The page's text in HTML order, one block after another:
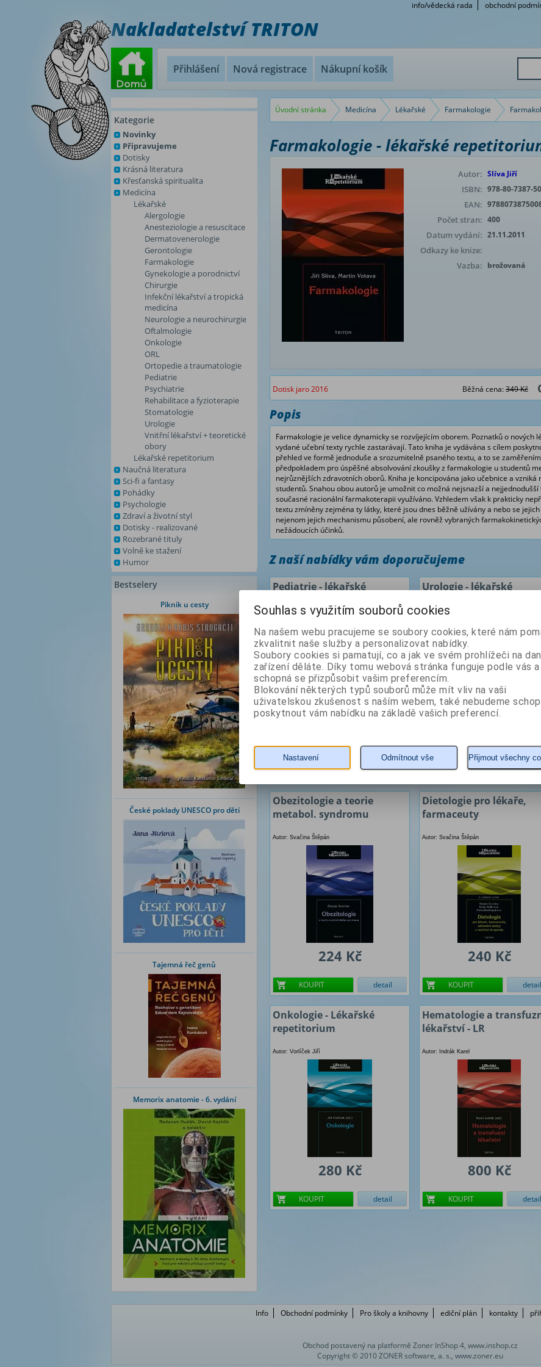
info/vědecká rada obchodní
Nakladatelství TRITON
Přihlášení Nová registrace Nákupní košík
Kategorie
Novinky
Připravujeme
Dotisky
Krásná literatura
Křesťanská spiritualita
Medicína
Lékařské
Alergologie
Anesteziologie a resuscitace
Dermatovenerologie
Gerontologie
Farmakologie
Gynekologie a porodnictví
Chirurgie
Infekční lékařství a tropická
medicína
Neurologie a neurochirurgie
Oftalmologie
Onkologie
ORL
Ortopedie a traumatologie
Pediatrie
Psychiatrie
Rehabilitace a fyzioterapie
Stomatologie
Urologie
Vnitřní lékařství + teoretické
obory
Lékařské repetitorium
Naučná literatura
Sci-fi a fantasy
Pohádky
Psychologie
Zdraví a životní styl
Dotisky - realizované
Rozebrané tituly
Volně ke stažení
Humor
Bestselery
Piknik u cesty
České poklady UNESCO pro děti
Tajemná řeč genů
Memorix anatomie - 6. vydání
Úvodní stránka Medicína Lékařské Farmakologie
Farmakologie - lékařské
Autor: Slíva Jiří
ISBN: 978-80-7387-
EAN:
Počet stran: 400
Datum vydání: 21.11.2011
Odkazy ke knize:
Vazba: brožovaná
Dotisk jaro 2016 Běžná cena:349 Kč
Popis
Farmakologie je velice dynamicky se rozvíjejícím oborem. Poznatků o nových
vydané učební texty rychle zastarávají. Tato kniha je vydávána s cílem
přehled ve formě jednoduše a srozumitelně psaného textu, a to se
předpokladem pro úspěšné absolvování zkoušky z farmakologie u studentů
nejrůznějších zdravotních oborů. Kniha je koncipována jako učebnice a
studentů. Snahou obou autorů je umožnit co možná nejsnazší a
současné racionální farmakoterapii využíváno. Vzhledem však k prakticky
textu zmíněny zejména ty látky, které jsou dnes běžně užívány a nebo se
nejenom jejich mechanismu působení, ale rovněž vybraných
nežádoucích účinků.
Z naší nabídky vám doporučujeme
Pediatrie - lékařské
320 Kč
KOUPIT detail
Urologie - lékařské
240 Kč
KOUPIT detail
Obezitologie a teorie
metabol. syndromu
Autor: Svačina Štěpán
224 Kč
KOUPIT detail
Dietologie pro lékaře,
farmaceuty
Autor: Svačina Štěpán
240 Kč
KOUPIT detail
Onkologie - Lékařské
repetitorium
Autor: Vorlíček Jiří
280 Kč
KOUPIT detail
Hematologie a
lékařství - LR
Autor: Indrák Karel
800 Kč
KOUPIT detail
Info Obchodní podmínky Pro školy a knihovny ediční plán kontakty
Obchod postavený na platformě Zoner InShop 4, www.inshop.cz
Copyright © 2010 ZONER software, a. s., www.zoner.eu
Souhlas s využitím souborů cookies
Na našem webu pracujeme se soubory cookies, které nám
zkvalitnit naše služby a personalizovat nabídky.
Soubory cookies si pamatují, co a jak ve svém prohlížeči na
zařízení děláte. Díky tomu webová stránka funguje podle vás a
schopná se přizpůsobit vašim preferencím.
Blokování některých typů souborů může mít vliv na vaši
uživatelskou zkušenost s naším webem, také nebudeme
poskytnout vám nabídku na základě vašich preferencí.
Nastavení Odmítnout vše Přijmout všechny